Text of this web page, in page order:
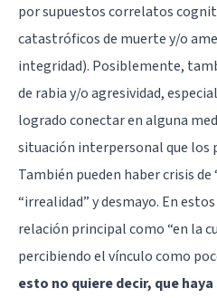
por supuestos correlatos
catastróficos de muerte y/o
integridad). Posiblemente,
de rabia y/o agresividad,
logrado conectar en alguna
situación interpersonal que los
También pueden haber crisis
“irrealidad” y desmayo. En
relación principal como “en la
percibiendo el vínculo como
esto no quiere decir, que